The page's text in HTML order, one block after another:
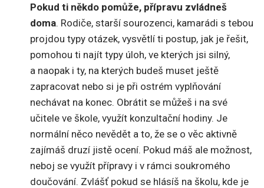
Pokud ti někdo pomůže, přípravu zvládneš
doma. Rodiče, starší sourozenci, kamarádi s tebou
projdou typy otázek, vysvětlí ti postup, jak je řešit,
pomohou ti najít typy úloh, ve kterých jsi silný,
a naopak i ty, na kterých budeš muset ještě
zapracovat nebo si je při ostrém vyplňování
nechávat na konec. Obrátit se můžeš i na své
učitele ve škole, využít konzultační hodiny. Je
normální něco nevědět a to, že se o věc aktivně
zajímáš druzí jistě ocení. Pokud máš ale možnost,
neboj se využít přípravy i v rámci soukromého
doučování. Zvlášť pokud se hlásíš na školu, kde je